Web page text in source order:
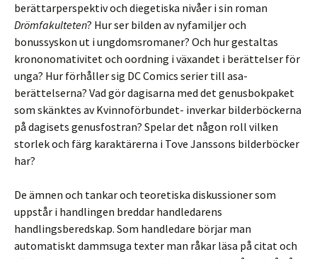
berättarperspektiv och diegetiska nivåer i sin roman
Drömfakulteten? Hur ser bilden av nyfamiljer och
bonussyskon ut i ungdomsromaner? Och hur gestaltas
krononomativitet och oordning i växandet i berättelser för
unga? Hur förhåller sig DC Comics serier till asa-
berättelserna? Vad gör dagisarna med det genusbokpaket
som skänktes av Kvinnoförbundet- inverkar bilderböckerna
på dagisets genusfostran? Spelar det någon roll vilken
storlek och färg karaktärerna i Tove Janssons bilderböcker
har?
De ämnen och tankar och teoretiska diskussioner som
uppstår i handlingen breddar handledarens
handlingsberedskap. Som handledare börjar man
automatiskt dammsuga texter man råkar läsa på citat och